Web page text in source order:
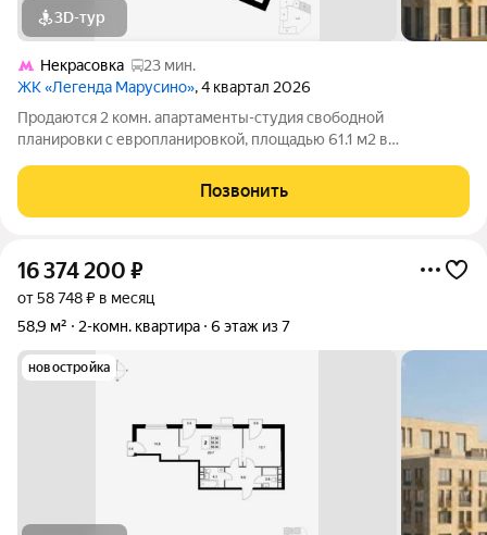
3D-тур
Некрасовка
23 мин.
ЖК «Легенда Марусино», 4 квартал 2026
Продаются 2 комн. апартаменты-студия свободной
планировки с европланировкой, площадью 61.1 м2 в
транспортом от м. Некрасовка. Возможен вариант покупки с
использованием ипотечных средств, есть
Позвонить
16 374 200 ₽
от 58 748 ₽ в месяц
58,9 м²
2-комн. квартира 6 этаж из 7
новостройка